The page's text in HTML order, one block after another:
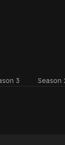
3 Season